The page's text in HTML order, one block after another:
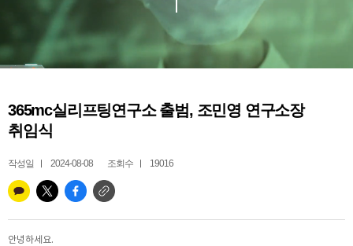
365mc실리프팅연구소 출범, 조민영 연구소장
취임식
작성일 2024-08-08 조회수 19016
안녕하세요.